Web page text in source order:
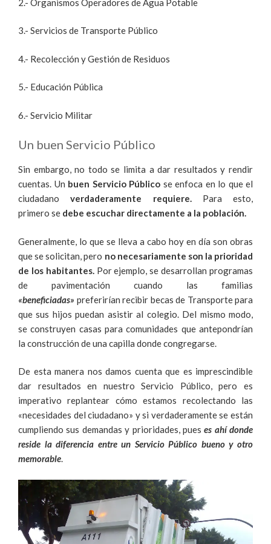
2.- Organismos Operadores de Agua Potable
3.- Servicios de Transporte Público
4.- Recolección y Gestión de Residuos
5.- Educación Pública
6.- Servicio Militar
Un buen Servicio Público
Sin embargo, no todo se limita a dar resultados y rendir
cuentas. Un buen Servicio Público se enfoca en lo que el
ciudadanoverdaderamente requiere. Para esto,
primero se debe escuchar directamente a la población.
Generalmente, lo que se lleva a cabo hoy en día son obras
que se solicitan, pero no necesariamente son la prioridad
de los habitantes.Por ejemplo, se desarrollan programas
de pavimentación cuando las familias
«beneficiadas» preferirían recibir becas de Transporte para
que sus hijos puedan asistir al colegio. Del mismo modo,
se construyen casas para comunidades que antepondrían
la construcción de una capilla donde congregarse.
De esta manera nos damos cuenta que es imprescindible
dar resultados en nuestro Servicio Público, pero es
imperativo replantear cómo estamos recolectando las
«necesidades del ciudadano» y si verdaderamente se están
cumpliendo sus demandas y prioridades, pueses ahí donde
reside la diferencia entre un Servicio Público bueno y otro
memorable.